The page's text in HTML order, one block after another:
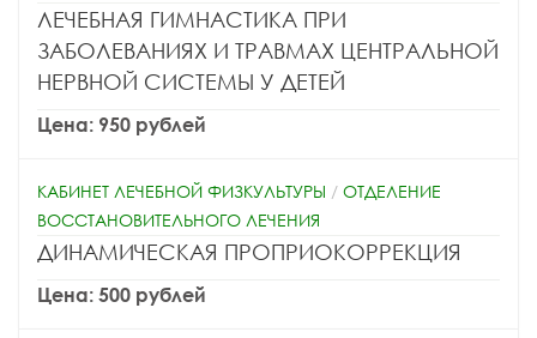
ЛЕЧЕБНАЯ ГИМНАСТИКА ПРИ
ЗАБОЛЕВАНИЯХ И ТРАВМАХ ЦЕНТРАЛЬНОЙ
НЕРВНОЙ СИСТЕМЫ У ДЕТЕЙ
Цена: 950 рублей
КАБИНЕТ ЛЕЧЕБНОЙ ФИЗКУЛЬТУРЫ / ОТДЕЛЕНИЕ
ВОССТАНОВИТЕЛЬНОГО ЛЕЧЕНИЯ
ДИНАМИЧЕСКАЯ ПРОПРИОКОРРЕКЦИЯ
Цена: 500 рублей